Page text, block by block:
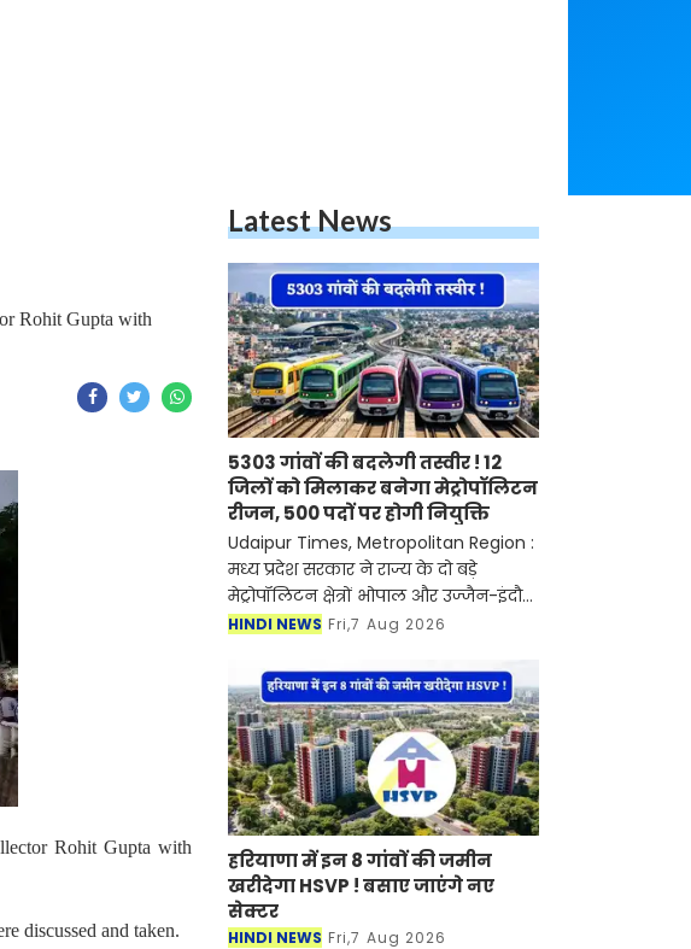
Rohit Gupta with
Rohit Gupta with
discussed and taken.
Latest News
5303 गांवों की बदलेगी तस्वीर ! 12
जिलों को मिलाकर बनेगा मेट्रोपॉलिटन
रीजन, 500 पदों पर होगी नियुक्ति
Udaipur Times, Metropolitan Region :
मध्य प्रदेश सरकार ने राज्य के दो बड़े
मेट्रोपॉलिटन क्षेत्रों भोपाल और उज्जैन-इंदौर
के एकीकृत विकास की दिशा में बड़ा कदम
डेवलप
HINDI NEWS Fri,7 Aug 2026
हरियाणा में इन 8 गांवों की जमीन
खरीदेगा HSVP ! बसाए जाएंगे नए
सेक्टर
HINDI NEWS Fri,7 Aug 2026